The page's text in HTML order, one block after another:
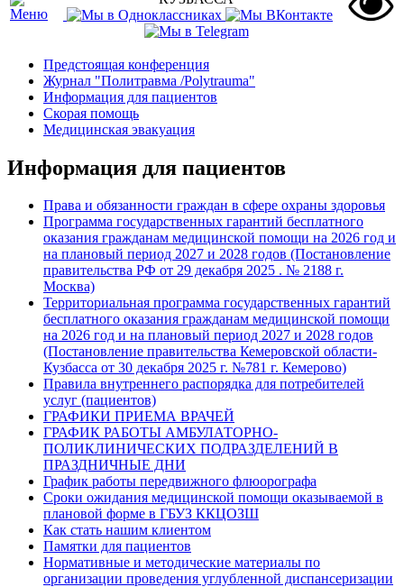
Предстоящая конференция
Журнал "Политравма /Polytrauma"
Информация для пациентов
Скорая помощь
Медицинская эвакуация
Информация для пациентов
Права и обязанности граждан в сфере охраны здоровья
Программа государственных гарантий бесплатного
оказания гражданам медицинской помощи на 2026 год и
на плановый период 2027 и 2028 годов (Постановление
правительства РФ от 29 декабря 2025 . № 2188 г.
Москва)
Территориальная программа государственных гарантий
бесплатного оказания гражданам медицинской помощи
на 2026 год и на плановый период 2027 и 2028 годов
(Постановление правительства Кемеровской области-
Кузбасса от 30 декабря 2025 г. №781 г. Кемерово)
Правила внутреннего распорядка для потребителей
услуг (пациентов)
ГРАФИКИ ПРИЕМА ВРАЧЕЙ
ГРАФИК РАБОТЫ АМБУЛАТОРНО-
ПОЛИКЛИНИЧЕСКИХ ПОДРАЗДЕЛЕНИЙ В
ПРАЗДНИЧНЫЕ ДНИ
График работы передвижного флюорографа
Сроки ожидания медицинской помощи оказываемой в
плановой форме в ГБУЗ ККЦОЗШ
Как стать нашим клиентом
Памятки для пациентов
Нормативные и методические материалы по
организации проведения углубленной диспансеризации